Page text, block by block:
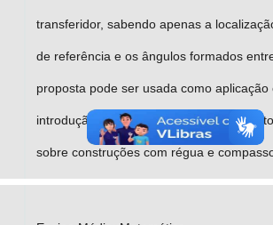
transferidor, sabendo apenas a
de referência e os ângulos formados
proposta pode ser usada como aplicação
introdução, dependendo do
sobre construções com régua e